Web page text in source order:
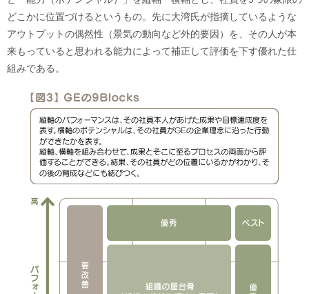
どこかに位置づけるというもの。先に大湾氏が指摘しているような
アウトプットの偶然性（景気の動向など外的要因）を、その人が本
来もっていると思われる能力によって補正して評価を下す優れた仕
組みである。